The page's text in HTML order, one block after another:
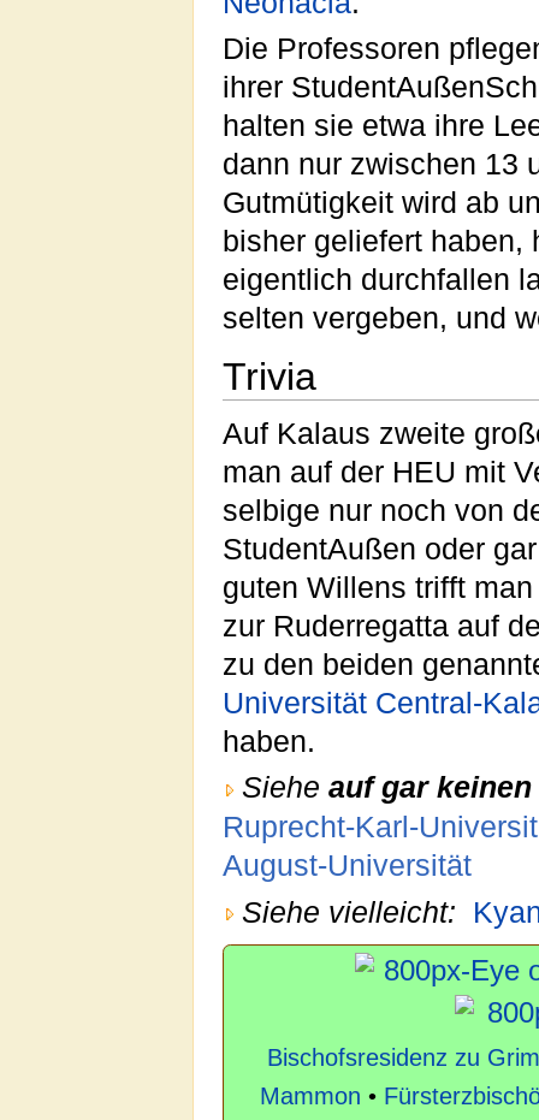
Die Professoren
ihrer
halten sie etwa ihre
dann nur zwischen 13
Gutmütigkeit wird ab
bisher geliefert
eigentlich durchfallen
selten vergeben, und
Trivia
Auf Kalaus zweite
man auf der HEU mit
selbige nur noch von
StudentAußen oder
guten Willens trifft
zur Ruderregatta auf
zu den beiden
Universität Central-
haben.
Siehe auf gar keinen
Ruprecht-Karl-
August-Universität
Siehe vielleicht:
Bischofsresidenz zu
Mammon •